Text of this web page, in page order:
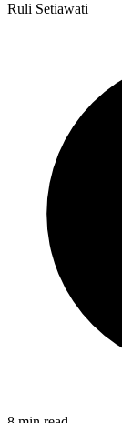
Ruli Setiawati